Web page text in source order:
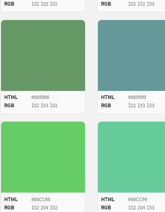
RGB
102 102 102
RGB
102 102 153
HTML
#669966
RGB
102 153 102
HTML
#669999
RGB
102 153 153
HTML
#66CC66
RGB
102 204 102
HTML
#66CC99
RGB
102 204 153